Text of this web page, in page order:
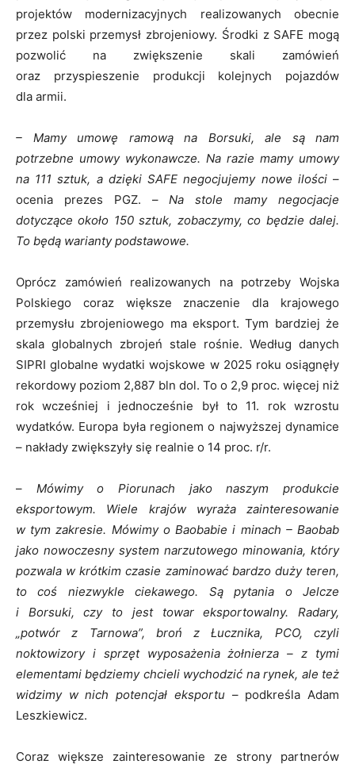
projektów modernizacyjnych realizowanych obecnie
przez polski przemysł zbrojeniowy. Środki z SAFE mogą
pozwolić na zwiększenie skali zamówień
oraz przyspieszenie produkcji kolejnych pojazdów
dla armii.
– Mamy umowę ramową na Borsuki, ale są nam
potrzebne umowy wykonawcze. Na razie mamy umowy
na 111 sztuk, a dzięki SAFE negocjujemy nowe ilości –
ocenia prezes PGZ. –Na stole mamy negocjacje
dotyczące około 150 sztuk, zobaczymy, co będzie dalej.
To będą warianty podstawowe.
Oprócz zamówień realizowanych na potrzeby Wojska
Polskiego coraz większe znaczenie dla krajowego
przemysłu zbrojeniowego ma eksport. Tym bardziej że
skala globalnych zbrojeń stale rośnie. Według danych
SIPRI globalne wydatki wojskowe w 2025 roku osiągnęły
rekordowy poziom 2,887 bln dol. To o 2,9 proc. więcej niż
rok wcześniej i jednocześnie był to 11. rok wzrostu
wydatków. Europa była regionem o najwyższej dynamice
– nakłady zwiększyły się realnie o 14 proc. r/r.
– Mówimy o Piorunach jako naszym produkcie
eksportowym. Wiele krajów wyraża zainteresowanie
w tym zakresie. Mówimy o Baobabie i minach – Baobab
jako nowoczesny system narzutowego minowania, który
pozwala w krótkim czasie zaminować bardzo duży teren,
to coś niezwykle ciekawego. Są pytania o Jelcze
i Borsuki, czy to jest towar eksportowalny. Radary,
„potwór z Tarnowa”, broń z Łucznika, PCO, czyli
noktowizory i sprzęt wyposażenia żołnierza – z tymi
elementami będziemy chcieli wychodzić na rynek, ale też
widzimy w nich potencjał eksportu – podkreśla Adam
Leszkiewicz.
Coraz większe zainteresowanie ze strony partnerów